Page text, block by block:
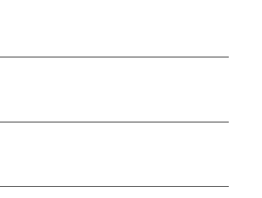
rencontres...